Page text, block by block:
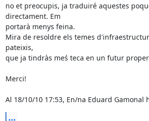
no et preocupis, ja traduiré aquestes
directament. Em
portarà menys feina.
Mira de resoldre els temes
pateixis,
que ja tindràs meś teca en un futur
Merci!
Al 18/10/10 17:53, En/na Eduard Gamonal
...